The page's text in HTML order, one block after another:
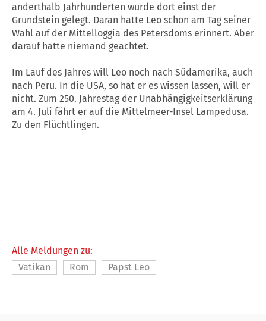
anderthalb Jahrhunderten wurde dort einst der
Grundstein gelegt. Daran hatte Leo schon am Tag seiner
Wahl auf der Mittelloggia des Petersdoms erinnert. Aber
darauf hatte niemand geachtet.
Im Lauf des Jahres will Leo noch nach Südamerika, auch
nach Peru. In die USA, so hat er es wissen lassen, will er
nicht. Zum 250. Jahrestag der Unabhängigkeitserklärung
am 4. Juli fährt er auf die Mittelmeer-Insel Lampedusa.
Zu den Flüchtlingen.
Alle Meldungen zu:
Vatikan
Rom Papst Leo